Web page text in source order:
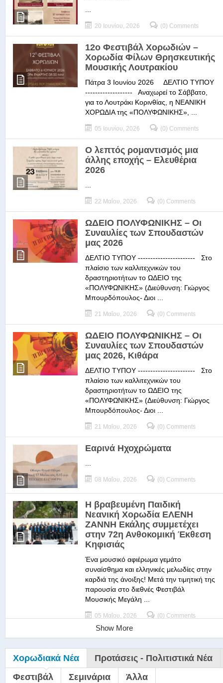
20 Ιουνίου, 2026 (0) Comments
12ο Φεστιβάλ Χορωδιών –
Χορωδία Φίλων Θρησκευτικής
Μουσικής Λουτρακίου
Πάτρα 3 Ιουνίου 2026 ΔΕΛΤΙΟ ΤΥΠΟΥ
------------------- Αναχωρεί το Σάββατο,
για το Λουτράκι Κορινθίας, η ΝΕΑΝΙΚΗ
ΧΟΡΩΔΙΑ της «ΠΟΛΥΦΩΝΙΚΗΣ», ...
05 Ιουνίου, 2026 (0) Comments
Ο λεπτός ρομαντισμός μια
άλλης εποχής – Ελευθέρια
2026
22 Μαΐου, 2026 (0) Comments
ΩΔΕΙΟ ΠΟΛΥΦΩΝΙΚΗΣ – Οι
Συναυλίες των Σπουδαστών
μας 2026
ΔΕΛΤΙΟ ΤΥΠΟΥ ----------------------- Στο
πλαίσιο των καλλιτεχνικών του
δραστηριοτήτων το ΩΔΕΙΟ της
«ΠΟΛΥΦΩΝΙΚΗΣ» (Διεύθυνση: Γιώργος
Μπουρδόπουλος- Διοι ...
21 Μαΐου, 2026 (0) Comments
ΩΔΕΙΟ ΠΟΛΥΦΩΝΙΚΗΣ – Οι
Συναυλίες των Σπουδαστών
μας 2026, Κιθάρα
ΔΕΛΤΙΟ ΤΥΠΟΥ ----------------------- Στο
πλαίσιο των καλλιτεχνικών του
δραστηριοτήτων το ΩΔΕΙΟ της
«ΠΟΛΥΦΩΝΙΚΗΣ» (Διεύθυνση: Γιώργος
Μπουρδόπουλος- Διοι ...
21 Μαΐου, 2026 (0) Comments
Εαρινά Ηχοχρώματα
08 Μαΐου, 2026 (0) Comments
Η βραβευμένη Παιδική
Νεανική Χορωδία ΕΛΕΝΗ
ΖΑΝΝΗ Εκάλης συμμετέχει
στην 72η Ανθοκομική Έκθεση
Κηφισιάς
Ένα μουσικό αφιέρωμα γεμάτο
συναίσθημα και ελληνικές μελωδίες στην
καρδιά της άνοιξης! Μετά την τιμητική της
παρουσία στο διεθνές Φεστιβάλ
Μουσικής Μεγάλη ...
05 Μαΐου, 2026 (0) Comments
Show More
Χορωδιακά Νέα
Προτάσεις - Πολιτιστικά Νέα
Φεστιβάλ
Σεμινάρια Άλλα